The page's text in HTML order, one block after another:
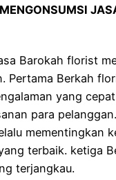
Barokah florist
Pertama Berkah
yang
para
mementingkan
terbaik. ketiga
terjangkau.